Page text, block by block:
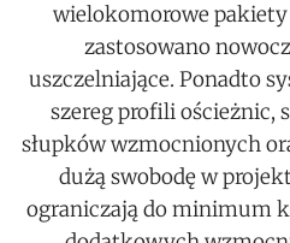
wielokomorowe
zastosowano
uszczelniające. Ponadto
szereg profili ościeżnic,
słupków wzmocnionych
dużą swobodę w
ograniczają do minimum